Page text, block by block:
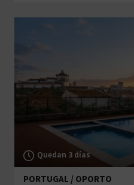
Quedan 3 días
PORTUGAL / OPORTO